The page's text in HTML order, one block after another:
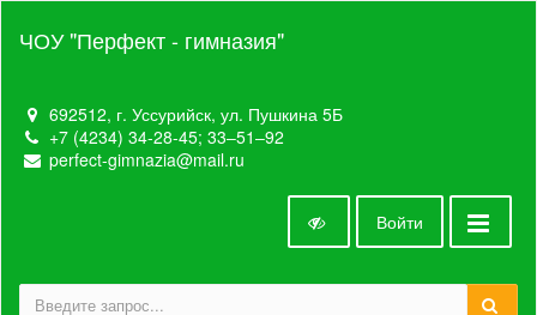
ЧОУ "Перфект - гимназия"
692512, г. Уссурийск, ул. Пушкина 5Б
+7 (4234) 34-28-45; 33‒51‒92
perfect-gimnazia@mail.ru
Войти